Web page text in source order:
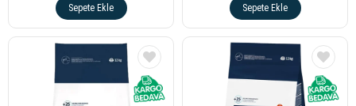
Sepete Ekle Sepete Ekle